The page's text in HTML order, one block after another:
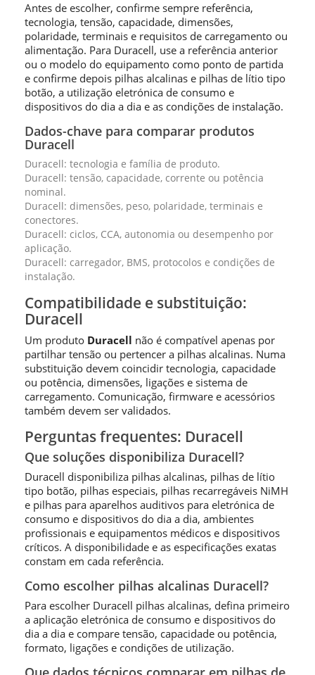
Antes de escolher, confirme sempre referência,
tecnologia, tensão, capacidade, dimensões,
polaridade, terminais e requisitos de carregamento ou
alimentação. Para Duracell, use a referência anterior
ou o modelo do equipamento como ponto de partida
e confirme depois pilhas alcalinas e pilhas de lítio tipo
botão, a utilização eletrónica de consumo e
dispositivos do dia a dia e as condições de instalação.
Dados-chave para comparar produtos
Duracell
Duracell: tecnologia e família de produto.
Duracell: tensão, capacidade, corrente ou potência
nominal.
Duracell: dimensões, peso, polaridade, terminais e
conectores.
Duracell: ciclos, CCA, autonomia ou desempenho por
aplicação.
Duracell: carregador, BMS, protocolos e condições de
instalação.
Compatibilidade e substituição:
Duracell
Um produto Duracell não é compatível apenas por
partilhar tensão ou pertencer a pilhas alcalinas. Numa
substituição devem coincidir tecnologia, capacidade
ou potência, dimensões, ligações e sistema de
carregamento. Comunicação, firmware e acessórios
também devem ser validados.
Perguntas frequentes: Duracell
Que soluções disponibiliza Duracell?
Duracell disponibiliza pilhas alcalinas, pilhas de lítio
tipo botão, pilhas especiais, pilhas recarregáveis NiMH
e pilhas para aparelhos auditivos para eletrónica de
consumo e dispositivos do dia a dia, ambientes
profissionais e equipamentos médicos e dispositivos
críticos. A disponibilidade e as especificações exatas
constam em cada referência.
Como escolher pilhas alcalinas Duracell?
Para escolher Duracell pilhas alcalinas, defina primeiro
a aplicação eletrónica de consumo e dispositivos do
dia a dia e compare tensão, capacidade ou potência,
formato, ligações e condições de utilização.